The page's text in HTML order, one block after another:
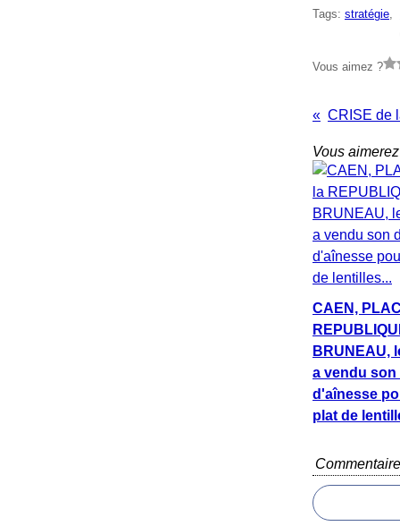
Tags: stratégie,
Vous aimez ?
Vous
CAEN,
BRUNEAU,
a vendu son
d'aînesse
plat de